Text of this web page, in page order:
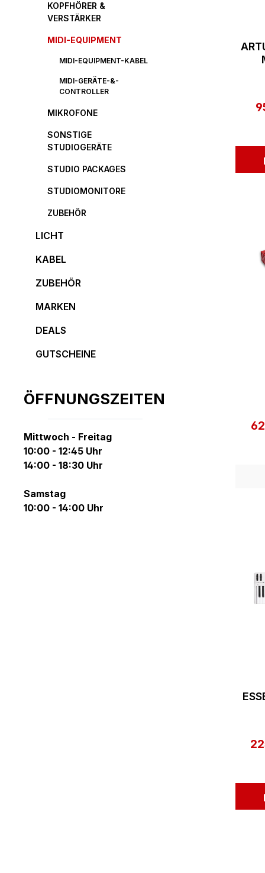
KOPFHÖRER &
VERSTÄRKER
MIDI-EQUIPMENT
MIDI-EQUIPMENT-KABEL
MIDI-GERÄTE-&-
CONTROLLER
MIKROFONE
SONSTIGE
STUDIOGERÄTE
STUDIO PACKAGES
STUDIOMONITORE
ZUBEHÖR
LICHT
KABEL
ZUBEHÖR
MARKEN
DEALS
GUTSCHEINE
ÖFFNUNGSZEITEN
Mittwoch - Freitag
10:00 - 12:45 Uhr
14:00 - 18:30 Uhr
Samstag
10:00 - 14:00 Uhr